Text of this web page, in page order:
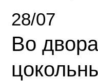
28/07
Во